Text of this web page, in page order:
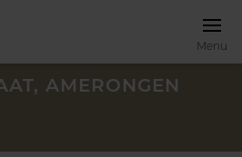
Menu
AMERONGEN